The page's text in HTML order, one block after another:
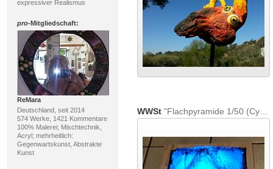
expressiver Realismus
pro-Mitgliedschaft:
ReMara
Deutschland, seit 2014
574 Werke, 1421 Kommentare
100% Malerei; Mischtechnik,
Acryl; mehrheitlich:
Gegenwartskunst, Abstrakte
Kunst
WWSt"Flachpyramide 1/50 (Cyan)"